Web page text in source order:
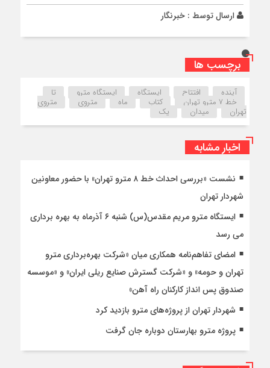
ارسال توسط : خبرنگار
برچسب ها
آینده افتتاح ایستگاه ایستگاه مترو تا
خط 7 مترو تهران کتاب ماه متروی متروی
تهران میدان یک
اخبار مشابه
نشست «بررسی احداث خط ۸ مترو تهران» با حضور معاونین
شهردار تهران
ایستگاه مترو مریم مقدس(س) شنبه ۶ آذرماه به بهره برداری
می رسد
امضای تفاهم‌نامه همکاری میان «شرکت بهره‌برداری مترو
تهران و حومه» و «شرکت گسترش صنایع ریلی ایران» و «موسسه
صندوق پس انداز کارکنان راه آهن»
شهردار تهران از پروژه‌های مترو بازدید کرد
پروژه مترو بهارستان دوباره جان گرفت